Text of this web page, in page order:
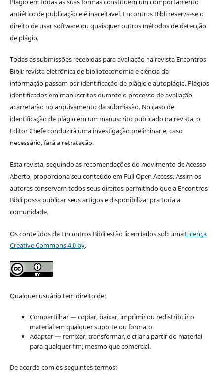
Plágio em todas as suas formas constituem um comportamento
antiético de publicação e é inaceitável. Encontros Bibli reserva-se o
direito de usar software ou quaisquer outros métodos de detecção
de plágio.
Todas as submissões recebidas para avaliação na revista Encontros
Bibli: revista eletrônica de biblioteconomia e ciência da
informaçãopassam por identificação de plágio e autoplágio. Plágios
identificados em manuscritos durante o processo de avaliação
acarretarão no arquivamento da submissão. No caso de
identificação de plágio em um manuscrito publicado na revista, o
Editor Chefe conduzirá uma investigação preliminar e, caso
necessário, fará a retratação.
Esta revista, seguindo as recomendações do movimento de Acesso
Aberto, proporciona seu conteúdo em Full Open Access. Assim os
autores conservam todos seus direitos permitindo que a Encontros
Bibli possa publicar seus artigos e disponibilizar pra toda a
comunidade.
Os conteúdos de Encontros Bibli estão licenciados sob uma Licença
Creative Commons 4.0 by.
Qualquer usuário tem direito de:
Compartilhar — copiar, baixar, imprimir ou redistribuir o
material em qualquer suporte ou formato
Adaptar — remixar, transformar, e criar a partir do material
para qualquer fim, mesmo que comercial.
De acordo com os seguintes termos: